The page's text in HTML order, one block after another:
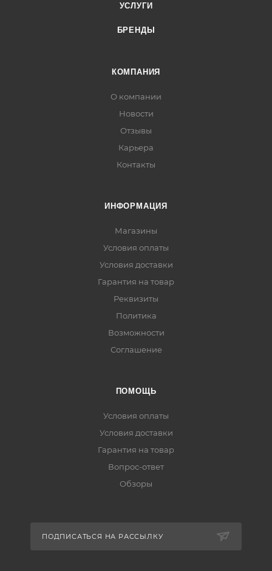
УСЛУГИ
БРЕНДЫ
КОМПАНИЯ
О компании
Новости
Отзывы
Карьера
Контакты
ИНФОРМАЦИЯ
Магазины
Условия оплаты
Условия доставки
Гарантия на товар
Реквизиты
Политика
Возможности
Соглашение
ПОМОЩЬ
Условия оплаты
Условия доставки
Гарантия на товар
Вопрос-ответ
Обзоры
ПОДПИСАТЬСЯ НА РАССЫЛКУ